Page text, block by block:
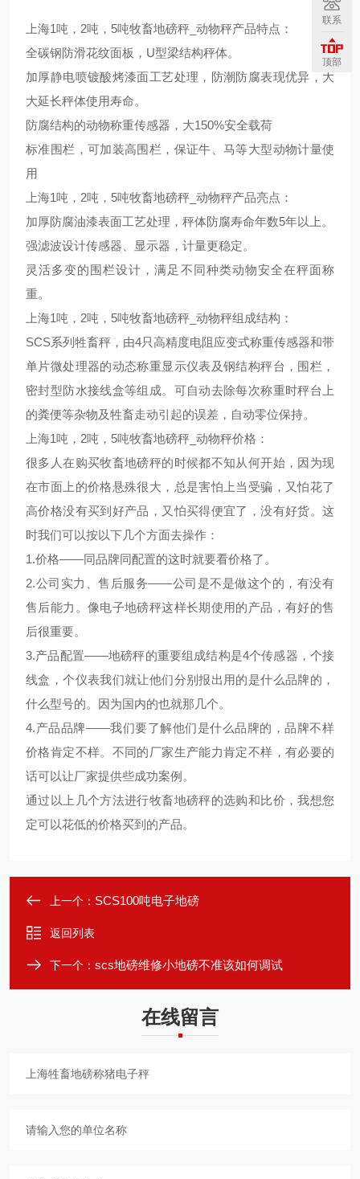
上海1吨，2吨，5吨牧畜地磅秤_动物秤产品特点：
全碳钢防滑花纹面板，U型梁结构秤体。
加厚静电喷镀酸烤漆面工艺处理，防潮防腐表现优异，大
大延长秤体使用寿命。
防腐结构的动物称重传感器，大150%安全载荷
标准围栏，可加装高围栏，保证牛、马等大型动物计量使
用
上海1吨，2吨，5吨牧畜地磅秤_动物秤产品亮点：
加厚防腐油漆表面工艺处理，秤体防腐寿命年数5年以上。
强滤波设计传感器、显示器，计量更稳定。
灵活多变的围栏设计，满足不同种类动物安全在秤面称
重。
上海1吨，2吨，5吨牧畜地磅秤_动物秤组成结构：
SCS系列牲畜秤，由4只高精度电阻应变式称重传感器和带
单片微处理器的动态称重显示仪表及钢结构秤台，围栏，
密封型防水接线盒等组成。可自动去除每次称重时秤台上
的粪便等杂物及牲畜走动引起的误差，自动零位保持。
上海1吨，2吨，5吨牧畜地磅秤_动物秤价格：
很多人在购买牧畜地磅秤的时候都不知从何开始，因为现
在市面上的价格悬殊很大，总是害怕上当受骗，又怕花了
高价格没有买到好产品，又怕买得便宜了，没有好货。这
时我们可以按以下几个方面去操作：
1.价格——同品牌同配置的这时就要看价格了。
2.公司实力、售后服务——公司是不是做这个的，有没有
售后能力。像电子地磅秤这样长期使用的产品，有好的售
后很重要。
3.产品配置——地磅秤的重要组成结构是4个传感器，个接
线盒，个仪表我们就让他们分别报出用的是什么品牌的，
什么型号的。因为国内的也就那几个。
4.产品品牌——我们要了解他们是什么品牌的，品牌不样
价格肯定不样。不同的厂家生产能力肯定不样，有必要的
话可以让厂家提供些成功案例。
通过以上几个方法进行牧畜地磅秤的选购和比价，我想您
定可以花低的价格买到的产品。
上一个： SCS100吨电子地磅
返回列表
下一个： scs地磅维修小地磅不准该如何调试
在线留言
联系
顶部